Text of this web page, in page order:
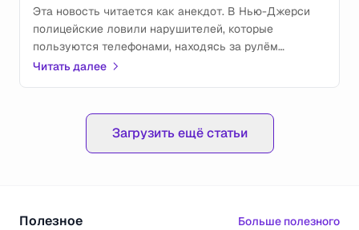
Эта новость читается как анекдот. В Нью-Джерси
полицейские ловили нарушителей, которые
пользуются телефонами, находясь за рулём
автомобиля. При этом один полисмен был в
Читать далее
Загрузить ещё статьи
Полезное Больше полезного